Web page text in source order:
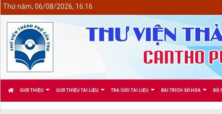
GIỚI THIỆU GIỚI THIỆU TÀI LIỆU TRA CỨU TÀI LIỆU BÀI TRÍCH SỐ HÓA BỘ
Thứ năm, 06/08/2026, 16:16
<